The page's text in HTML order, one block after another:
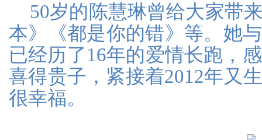
50岁的陈慧琳曾给大家带
本》《都是你的错》等。她
已经历了16年的爱情长跑，
喜得贵子，紧接着2012年又
很幸福。